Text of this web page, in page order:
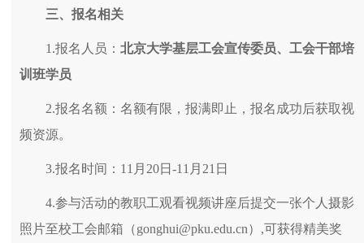
三、报名相关
1.报名人员： 北京大学基层工会宣传委员、工会干部培
训班学员
2.报名名额：名额有限，报满即止，报名成功后获取视
频资源。
3.报名时间：11月20日-11月21日
4.参与活动的教职工观看视频讲座后提交一张个人摄影
照片至校工会邮箱（gonghui@pku.edu.cn）,可获得精美奖